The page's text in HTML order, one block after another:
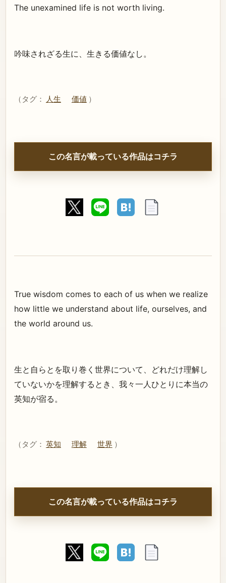
The unexamined life is not worth living.
吟味されざる生に、生きる価値なし。
（タグ： 人生 価値 ）
この名言が載っている作品はコチラ
True wisdom comes to each of us when we realize
how little we understand about life, ourselves, and
the world around us.
生と自らとを取り巻く世界について、どれだけ理解し
ていないかを理解するとき、我々一人ひとりに本当の
英知が宿る。
（タグ： 英知 理解 世界 ）
この名言が載っている作品はコチラ